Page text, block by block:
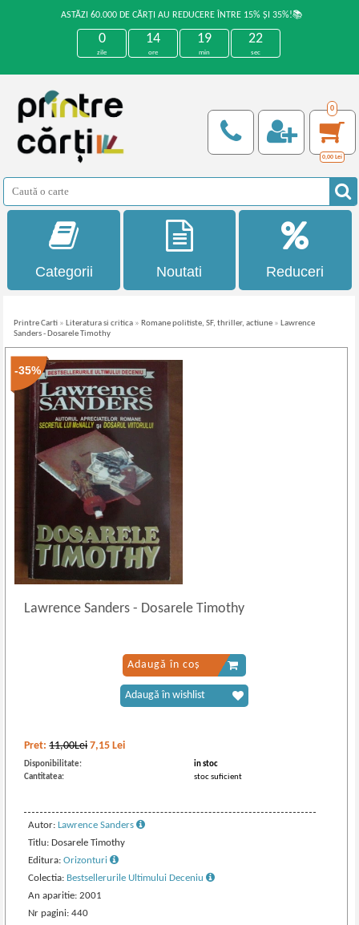
ASTĂZI 60.000 DE CĂRȚI AU REDUCERE ÎNTRE 15% ȘI 35%!📚
0
zile
14
ore
19
min
22
sec
0
0,00 Lei
Categorii Noutati Reduceri
Printre Carti » Literatura si critica » Romane politiste, SF, thriller, actiune » Lawrence
Sanders - Dosarele Timothy
-35%
Lawrence Sanders- Dosarele Timothy
Pret:11,00Lei 7,15 Lei
Disponibilitate:
in stoc
Cantitatea:
stoc suficient
Autor:Lawrence Sanders
Titlu: Dosarele Timothy
Editura:Orizonturi
Colectia: Bestsellerurile Ultimului Deceniu
An aparitie: 2001
Nr pagini: 440
Adaugă în coș
Adaugă în wishlist